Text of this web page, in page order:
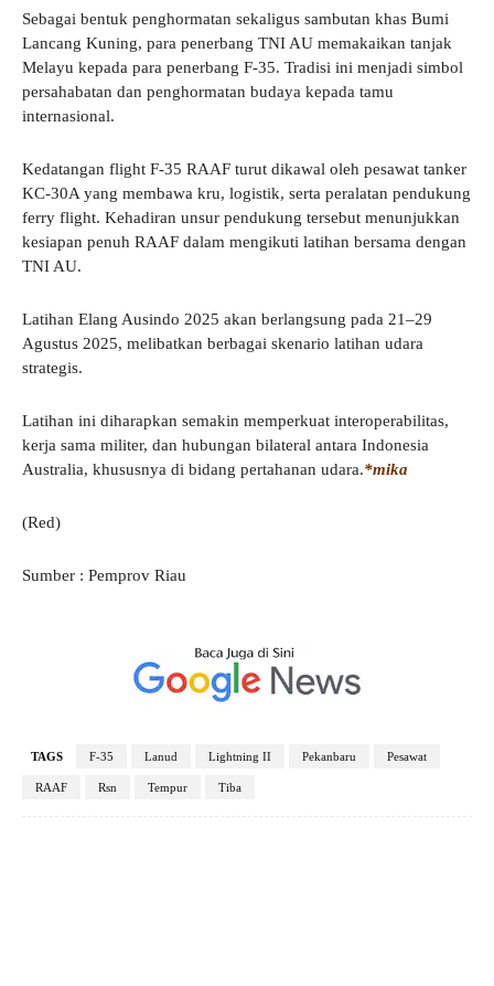
Sebagai bentuk penghormatan sekaligus sambutan khas Bumi
Lancang Kuning, para penerbang TNI AU memakaikan tanjak
Melayu kepada para penerbang F-35. Tradisi ini menjadi simbol
persahabatan dan penghormatan budaya kepada tamu
internasional.
Kedatangan flight F-35 RAAF turut dikawal oleh pesawat tanker
KC-30A yang membawa kru, logistik, serta peralatan pendukung
ferry flight. Kehadiran unsur pendukung tersebut menunjukkan
kesiapan penuh RAAF dalam mengikuti latihan bersama dengan
TNI AU.
Latihan Elang Ausindo 2025 akan berlangsung pada 21–29
Agustus 2025, melibatkan berbagai skenario latihan udara
strategis.
Latihan ini diharapkan semakin memperkuat interoperabilitas,
kerja sama militer, dan hubungan bilateral antara Indonesia
Australia, khususnya di bidang pertahanan udara.*mika
(Red)
Sumber : Pemprov Riau
TAGS F-35 Lanud Lightning II Pekanbaru Pesawat
RAAF Rsn Tempur Tiba